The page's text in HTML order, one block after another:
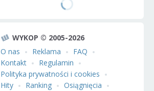
WYKOP © 2005-2026
O nas
Reklama
FAQ
Kontakt
Regulamin
Polityka prywatności i cookies
Hity
Ranking
Osiągnięcia